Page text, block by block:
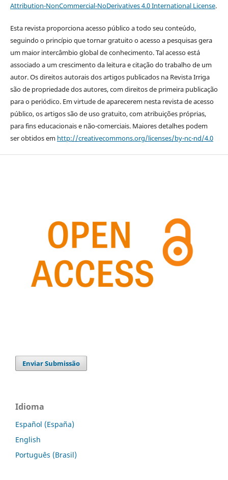
Attribution-NonCommercial-NoDerivatives 4.0 International License.
Esta revista proporciona acesso público a todo seu conteúdo,
seguindo o princípio que tornar gratuito o acesso a pesquisas gera
um maior intercâmbio global de conhecimento. Tal acesso está
associado a um crescimento da leitura e citação do trabalho de um
autor. Os direitos autorais dos artigos publicados na Revista Irriga
são de propriedade dos autores, com direitos de primeira publicação
para o periódico. Em virtude de aparecerem nesta revista de acesso
público, os artigos são de uso gratuito, com atribuições próprias,
para fins educacionais e não-comerciais. Maiores detalhes podem
ser obtidos em http://creativecommons.org/licenses/by-nc-nd/4.0
Enviar Submissão
Idioma
Español (España)
English
Português (Brasil)